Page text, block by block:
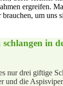
ergreifen.
um uns
⁤in
nur drei‌ giftige
und ⁤die